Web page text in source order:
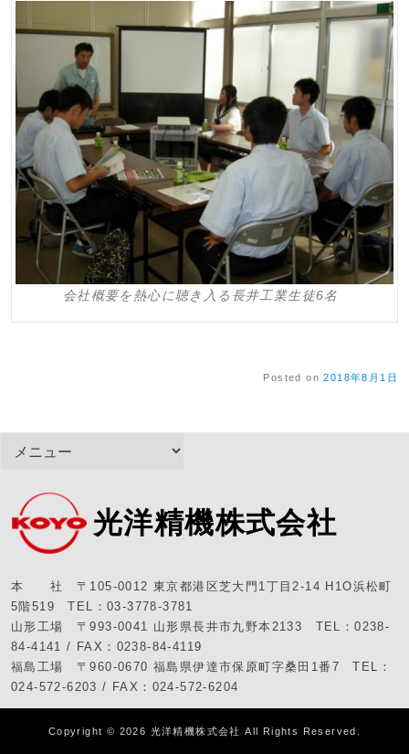
会社概要を熱心に聴き入る長井工業生徒6名
Posted on2018年8月1日
光洋精機株式会社
本 社 〒105-0012 東京都港区芝大門1丁目2-14 H1O浜松町
5階519 TEL：03-3778-3781
山形工場 〒993-0041 山形県長井市九野本2133 TEL：0238-
84-4141 / FAX：0238-84-4119
福島工場 〒960-0670 福島県伊達市保原町字桑田1番7 TEL：
024-572-6203 / FAX：024-572-6204
Copyright © 2026 光洋精機株式会社 All Rights Reserved.